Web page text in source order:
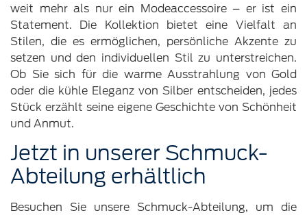
weit mehr als nur ein Modeaccessoire – er ist ein
Statement. Die Kollektion bietet eine Vielfalt an
Stilen, die es ermöglichen, persönliche Akzente zu
setzen und den individuellen Stil zu unterstreichen.
Ob Sie sich für die warme Ausstrahlung von Gold
oder die kühle Eleganz von Silber entscheiden, jedes
Stück erzählt seine eigene Geschichte von Schönheit
und Anmut.
Jetzt in unserer Schmuck-
Abteilung erhältlich
Besuchen Sie unsere Schmuck-Abteilung, um die